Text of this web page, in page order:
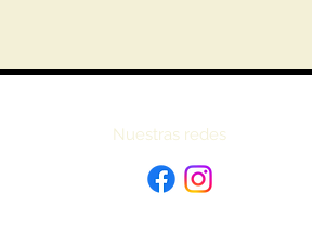
Nuestras redes